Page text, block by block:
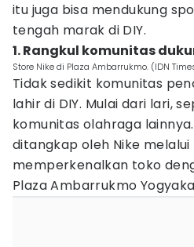
itu juga bisa mendukung
tengah marak di DIY.
1. Rangkul komunitas
Store Nike di Plaza Ambarrukmo. (IDN
Tidak sedikit komunitas
lahir di DIY. Mulai dari lari,
komunitas olahraga
ditangkap oleh Nike melalui
memperkenalkan toko
Plaza Ambarrukmo